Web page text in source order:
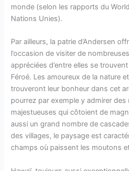
monde (selon les rapports du
Nations Unies).
Par ailleurs, la patrie d’Andersen
l’occasion de visiter de
appréciées d’entre elles se
Féroé. Les amoureux de la nature
trouveront leur bonheur dans cet
pourrez par exemple y admirer
majestueuses qui côtoient de
aussi un grand nombre de
des villages, le paysage est
champs où paissent les moutons